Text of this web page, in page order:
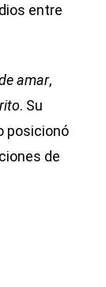
entre
amar,
. Su
posicionó
de